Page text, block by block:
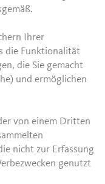
Ihrer
die Funktionalität
die Sie gemacht
und ermöglichen
von einem Dritten
nicht zur Erfassung
genutzt